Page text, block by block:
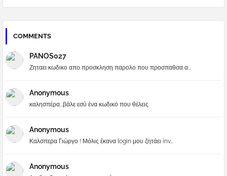
COMMENTS
PANOS027
Ζηταει κωδικο απο προσκληση παρολο που προσπαθσα α...
Anonymous
καλησπέρα...βάλε εσύ ένα κωδικό που θέλεις
Anonymous
Καλσπερα Γιώργο ! Μόλις έκανα login μου ζητάει inv...
Anonymous